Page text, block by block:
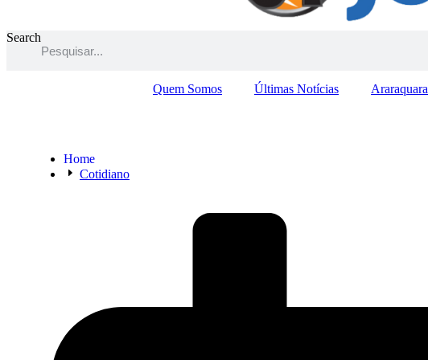
Search
Quem Somos Últimas Notícias Araraquara
Home
Cotidiano